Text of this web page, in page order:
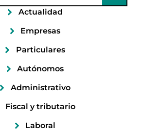
Actualidad
Empresas
Particulares
Autónomos
Administrativo
Fiscal y tributario
Laboral